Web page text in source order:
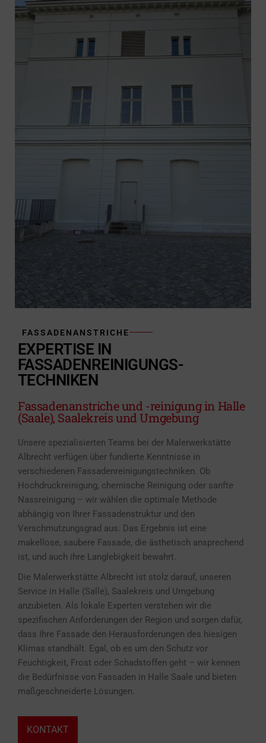
FASSADENANSTRICHE
EXPERTISE IN
FASSADENREINIGUNGS-
TECHNIKEN
Fassadenanstriche und -reinigung in Halle
(Saale), Saalekreis und Umgebung
Unsere spezialisierten Teams bei der Malerwerkstätte
Albrecht verfügen über fundierte Kenntnisse in
verschiedenen Fassadenreinigungstechniken. Ob
Hochdruckreinigung, chemische Reinigung oder sanfte
Nassreinigung – wir wählen die optimale Methode
abhängig von Ihrer Fassadenstruktur und den
Verschmutzungsgrad aus. Das Ergebnis ist eine
makellose, saubere Fassade, die ästhetisch ansprechend
ist, und auch ihre Langlebigkeit bewahrt.
Die Malerwerkstätte Albrecht ist stolz darauf, unseren
Service in Halle (Salle), Saalekreis und Umgebung
anzubieten. Als lokale Experten verstehen wir die
spezifischen Anforderungen der Region und sorgen dafür,
dass Ihre Fassade den Herausforderungen des hiesigen
Klimas standhält. Egal, ob es um den Schutz vor
Feuchtigkeit, Frost oder Schadstoffen geht – wir kennen
die Bedürfnisse von Fassaden in Halle Saale und bieten
maßgeschneiderte Lösungen.
KONTAKT